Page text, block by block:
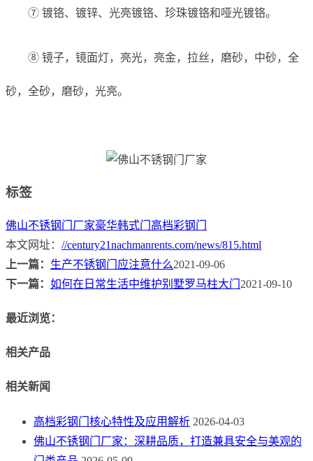
⑦ 镀铬、镀锌、光亮镀铬、珍珠镀铬和哑光镀铬。
⑧ 镜子，镜面灯，亮光，亮金，拉丝，磨砂，中砂，全
砂，全砂，磨砂，光亮。
标签
佛山不锈钢门厂家豪华韩式门 高档彩钢门
本文网址： //century21nachmanrents.com/news/815.html
上一篇： 生产不锈钢门应注意什么2021-09-06
下一篇： 如何在日常生活中维护别墅罗马柱大门 2021-09-10
最近浏览：
相关产品
相关新闻
高档彩钢门核心特性及应用解析 2026-04-03
佛山不锈钢门厂家：深耕品质，打造兼具安全与美观的